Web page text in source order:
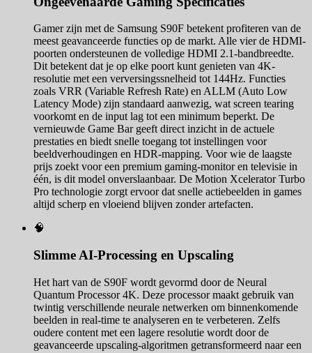
Gamer zijn met de Samsung S90F betekent profiteren van de
meest geavanceerde functies op de markt. Alle vier de HDMI-
poorten ondersteunen de volledige HDMI 2.1-bandbreedte.
Dit betekent dat je op elke poort kunt genieten van 4K-
resolutie met een verversingssnelheid tot 144Hz. Functies
zoals VRR (Variable Refresh Rate) en ALLM (Auto Low
Latency Mode) zijn standaard aanwezig, wat screen tearing
voorkomt en de input lag tot een minimum beperkt. De
vernieuwde Game Bar geeft direct inzicht in de actuele
prestaties en biedt snelle toegang tot instellingen voor
beeldverhoudingen en HDR-mapping. Voor wie de laagste
prijs zoekt voor een premium gaming-monitor en televisie in
één, is dit model onverslaanbaar. De Motion Xcelerator Turbo
Pro technologie zorgt ervoor dat snelle actiebeelden in games
altijd scherp en vloeiend blijven zonder artefacten.
🧠
Slimme AI-Processing en Upscaling
Het hart van de S90F wordt gevormd door de Neural
Quantum Processor 4K. Deze processor maakt gebruik van
twintig verschillende neurale netwerken om binnenkomende
beelden in real-time te analyseren en te verbeteren. Zelfs
oudere content met een lagere resolutie wordt door de
geavanceerde upscaling-algoritmen getransformeerd naar een